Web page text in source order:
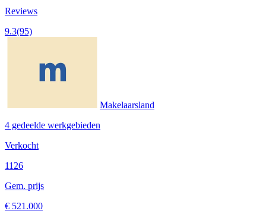
Reviews
9.3(95)
Makelaarsland
4 gedeelde werkgebieden
Verkocht
1126
Gem. prijs
€ 521.000